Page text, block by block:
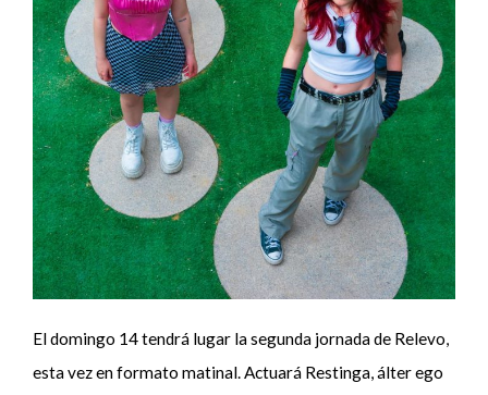
El domingo 14 tendrá lugar la segunda jornada de Relevo,
esta vez en formato matinal. Actuará Restinga, álter ego